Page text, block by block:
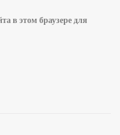
в этом браузере для